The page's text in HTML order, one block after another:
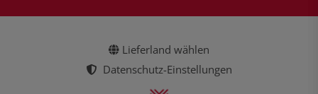
Lieferland wählen
Datenschutz-Einstellungen